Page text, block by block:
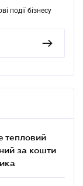
події бізнесу
тепловий
за кошти